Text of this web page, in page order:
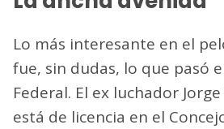
Lo más interesante en el
fue, sin dudas, lo que pasó
Federal. El ex luchador Jorge
está de licencia en el